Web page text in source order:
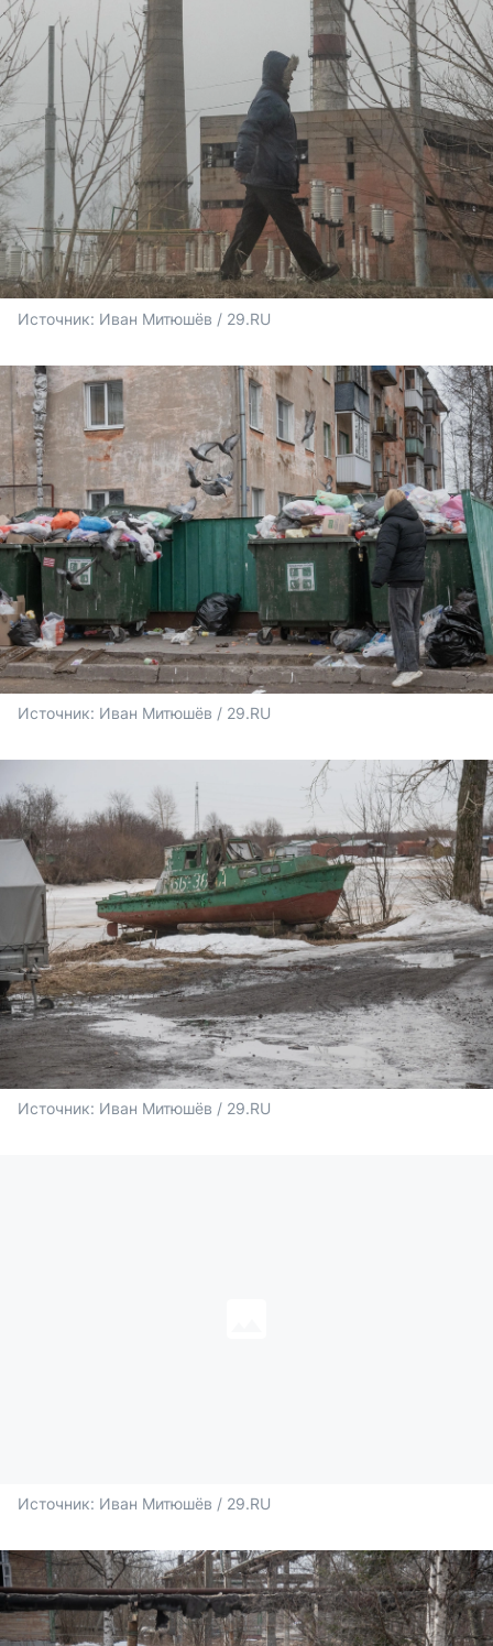
Источник: Иван Митюшёв / 29.RU
Источник: Иван Митюшёв / 29.RU
Источник: Иван Митюшёв / 29.RU
Источник: Иван Митюшёв / 29.RU